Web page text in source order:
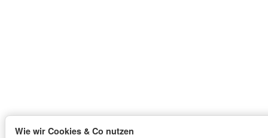
Wie wir Cookies & Co nutzen